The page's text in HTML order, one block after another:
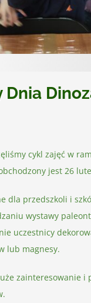
Dnia
cykl zajęć w
jest 26
dla przedszkoli i
wystawy
uczestnicy
lub magnesy.
zainteresowanie i